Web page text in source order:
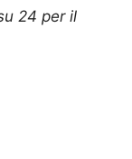
24 per il